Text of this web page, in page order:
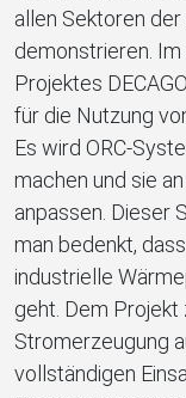
allen Sektoren
demonstrieren.
Projektes
für die Nutzung
Es wird ORC-
machen und sie
anpassen. Dieser
man bedenkt,
industrielle
geht. Dem
Stromerzeugung
vollständigen